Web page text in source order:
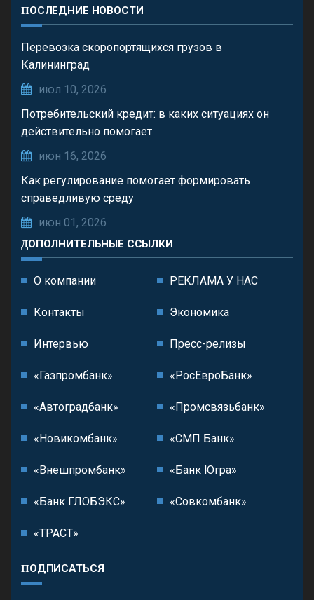
ПОСЛЕДНИЕ НОВОСТИ
Перевозка скоропортящихся грузов в
Калининград
июл 10, 2026
Потребительский кредит: в каких ситуациях он
действительно помогает
июн 16, 2026
Как регулирование помогает формировать
справедливую среду
июн 01, 2026
ДОПОЛНИТЕЛЬНЫЕ ССЫЛКИ
О компании РЕКЛАМА У НАС
Контакты Экономика
Интервью Пресс-релизы
«Газпромбанк» «РосЕвроБанк»
«Автоградбанк» «Промсвязьбанк»
«Новикомбанк» «СМП Банк»
«Внешпромбанк» «Банк Югра»
«Банк ГЛОБЭКС» «Совкомбанк»
«ТРАСТ»
ПОДПИСАТЬСЯ